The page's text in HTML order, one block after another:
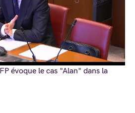
évoque le cas "Alan" dans la